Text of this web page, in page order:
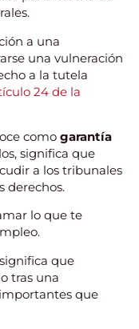
a una
una vulneración
a la tutela
24 de la
comogarantía
significa que
a los tribunales
derechos.
lo que te
que
tras una
que